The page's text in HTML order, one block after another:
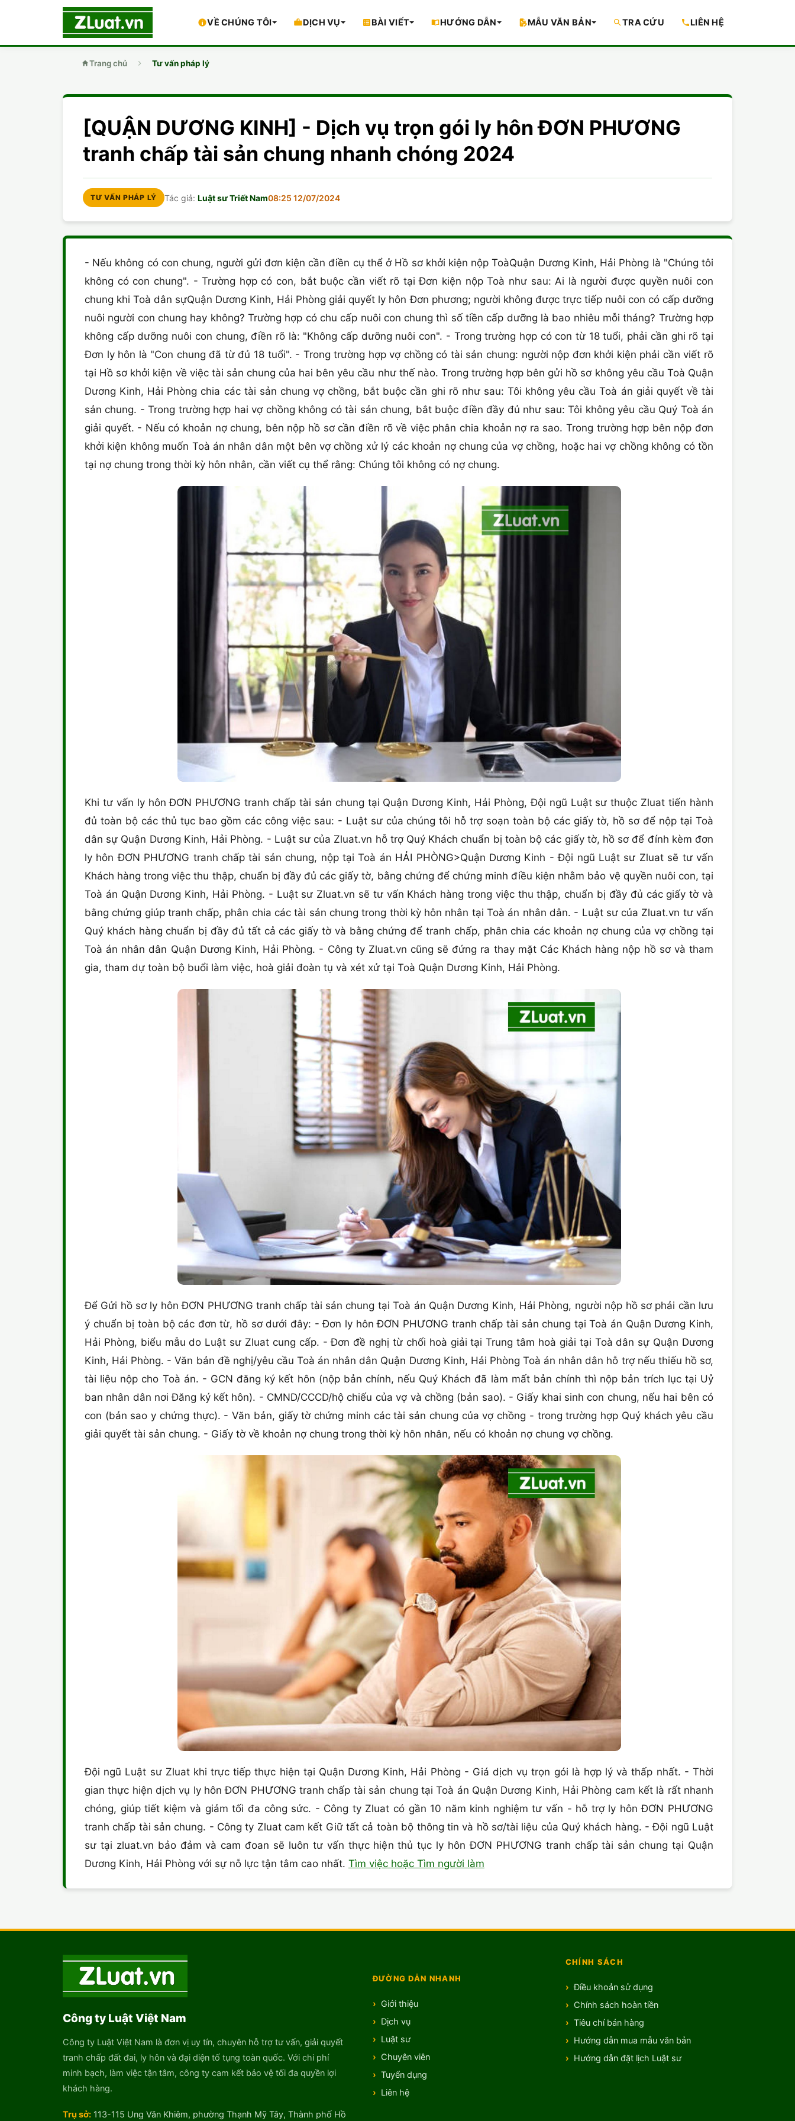
VỀ CHÚNG TÔI DỊCH VỤ BÀI VIẾT HƯỚNG DẪN MẪU VĂN BẢN TRA CỨU LIÊN HỆ
Trang chủ Tư vấn pháp lý
[QUẬN DƯƠNG KINH] - Dịch vụ trọn gói ly hôn ĐƠN PHƯƠNG
tranh chấp tài sản chung nhanh chóng 2024
TƯ VẤN PHÁP LÝ Tác giả:Luật sư Triết Nam08:25 12/07/2024
- Nếu không có con chung, người gửi đơn kiện cần điền cụ thể ở Hồ sơ khởi kiện nộp ToàQuận Dương Kinh, Hải Phòng là "Chúng tôi
không có con chung". - Trường hợp có con, bắt buộc cần viết rõ tại Đơn kiện nộp Toà như sau: Ai là người được quyền nuôi con
chung khi Toà dân sựQuận Dương Kinh, Hải Phòng giải quyết ly hôn Đơn phương; người không được trực tiếp nuôi con có cấp dưỡng
nuôi người con chung hay không? Trường hợp có chu cấp nuôi con chung thì số tiền cấp dưỡng là bao nhiêu mỗi tháng? Trường hợp
không cấp dưỡng nuôi con chung, điền rõ là: "Không cấp dưỡng nuôi con". - Trong trường hợp có con từ 18 tuổi, phải cần ghi rõ tại
Đơn ly hôn là "Con chung đã từ đủ 18 tuổi". - Trong trường hợp vợ chồng có tài sản chung: người nộp đơn khởi kiện phải cần viết rõ
tại Hồ sơ khởi kiện về việc tài sản chung của hai bên yêu cầu như thế nào. Trong trường hợp bên gửi hồ sơ không yêu cầu Toà Quận
Dương Kinh, Hải Phòng chia các tài sản chung vợ chồng, bắt buộc cần ghi rõ như sau: Tôi không yêu cầu Toà án giải quyết về tài
sản chung. - Trong trường hợp hai vợ chồng không có tài sản chung, bắt buộc điền đầy đủ như sau: Tôi không yêu cầu Quý Toà án
giải quyết. - Nếu có khoản nợ chung, bên nộp hồ sơ cần điền rõ về việc phân chia khoản nợ ra sao. Trong trường hợp bên nộp đơn
khởi kiện không muốn Toà án nhân dân một bên vợ chồng xử lý các khoản nợ chung của vợ chồng, hoặc hai vợ chồng không có tồn
tại nợ chung trong thời kỳ hôn nhân, cần viết cụ thể rằng: Chúng tôi không có nợ chung.
Khi tư vấn ly hôn ĐƠN PHƯƠNG tranh chấp tài sản chung tại Quận Dương Kinh, Hải Phòng, Đội ngũ Luật sư thuộc Zluat tiến hành
đủ toàn bộ các thủ tục bao gồm các công việc sau: - Luật sư của chúng tôi hỗ trợ soạn toàn bộ các giấy tờ, hồ sơ để nộp tại Toà
dân sự Quận Dương Kinh, Hải Phòng. - Luật sư của Zluat.vn hỗ trợ Quý Khách chuẩn bị toàn bộ các giấy tờ, hồ sơ để đính kèm đơn
ly hôn ĐƠN PHƯƠNG tranh chấp tài sản chung, nộp tại Toà án HẢI PHÒNG>Quận Dương Kinh - Đội ngũ Luật sư Zluat sẽ tư vấn
Khách hàng trong việc thu thập, chuẩn bị đầy đủ các giấy tờ, bằng chứng để chứng minh điều kiện nhằm bảo vệ quyền nuôi con, tại
Toà án Quận Dương Kinh, Hải Phòng. - Luật sư Zluat.vn sẽ tư vấn Khách hàng trong việc thu thập, chuẩn bị đầy đủ các giấy tờ và
bằng chứng giúp tranh chấp, phân chia các tài sản chung trong thời kỳ hôn nhân tại Toà án nhân dân. - Luật sư của Zluat.vn tư vấn
Quý khách hàng chuẩn bị đầy đủ tất cả các giấy tờ và bằng chứng để tranh chấp, phân chia các khoản nợ chung của vợ chồng tại
Toà án nhân dân Quận Dương Kinh, Hải Phòng. - Công ty Zluat.vn cũng sẽ đứng ra thay mặt Các Khách hàng nộp hồ sơ và tham
gia, tham dự toàn bộ buổi làm việc, hoà giải đoàn tụ và xét xử tại Toà Quận Dương Kinh, Hải Phòng.
Để Gửi hồ sơ ly hôn ĐƠN PHƯƠNG tranh chấp tài sản chung tại Toà án Quận Dương Kinh, Hải Phòng, người nộp hồ sơ phải cần lưu
ý chuẩn bị toàn bộ các đơn từ, hồ sơ dưới đây: - Đơn ly hôn ĐƠN PHƯƠNG tranh chấp tài sản chung tại Toà án Quận Dương Kinh,
Hải Phòng, biểu mẫu do Luật sư Zluat cung cấp. - Đơn đề nghị từ chối hoà giải tại Trung tâm hoà giải tại Toà dân sự Quận Dương
Kinh, Hải Phòng. - Văn bản đề nghị/yêu cầu Toà án nhân dân Quận Dương Kinh, Hải Phòng Toà án nhân dân hỗ trợ nếu thiếu hồ sơ,
tài liệu nộp cho Toà án. - GCN đăng ký kết hôn (nộp bản chính, nếu Quý Khách đã làm mất bản chính thì nộp bản trích lục tại Uỷ
ban nhân dân nơi Đăng ký kết hôn). - CMND/CCCD/hộ chiếu của vợ và chồng (bản sao). - Giấy khai sinh con chung, nếu hai bên có
con (bản sao y chứng thực). - Văn bản, giấy tờ chứng minh các tài sản chung của vợ chồng - trong trường hợp Quý khách yêu cầu
giải quyết tài sản chung. - Giấy tờ về khoản nợ chung trong thời kỳ hôn nhân, nếu có khoản nợ chung vợ chồng.
Đội ngũ Luật sư Zluat khi trực tiếp thực hiện tại Quận Dương Kinh, Hải Phòng - Giá dịch vụ trọn gói là hợp lý và thấp nhất. - Thời
gian thực hiện dịch vụ ly hôn ĐƠN PHƯƠNG tranh chấp tài sản chung tại Toà án Quận Dương Kinh, Hải Phòng cam kết là rất nhanh
chóng, giúp tiết kiệm và giảm tối đa công sức. - Công ty Zluat có gần 10 năm kinh nghiệm tư vấn - hỗ trợ ly hôn ĐƠN PHƯƠNG
tranh chấp tài sản chung. - Công ty Zluat cam kết Giữ tất cả toàn bộ thông tin và hồ sơ/tài liệu của Quý khách hàng. - Đội ngũ Luật
sư tại zluat.vn bảo đảm và cam đoan sẽ luôn tư vấn thực hiện thủ tục ly hôn ĐƠN PHƯƠNG tranh chấp tài sản chung tại Quận
Dương Kinh, Hải Phòng với sự nỗ lực tận tâm cao nhất. Tìm việc hoặc Tìm người làm
Công ty Luật Việt Nam
Công ty Luật Việt Nam là đơn vị uy tín, chuyên hỗ trợ tư vấn, giải quyết
tranh chấp đất đai, ly hôn và đại diện tố tụng toàn quốc. Với chi phí
minh bạch, làm việc tận tâm, công ty cam kết bảo vệ tối đa quyền lợi
khách hàng.
Trụ sở: 113-115 Ung Văn Khiêm, phường Thạnh Mỹ Tây, Thành phố Hồ
ĐƯỜNG DẪN NHANH
Giới thiệu
Dịch vụ
Luật sư
Chuyên viên
Tuyển dụng
Liên hệ
CHÍNH SÁCH
Điều khoản sử dụng
Chính sách hoàn tiền
Tiêu chí bán hàng
Hướng dẫn mua mẫu văn bản
Hướng dẫn đặt lịch Luật sư